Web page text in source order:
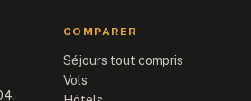
COMPARER
Séjours tout compris
Vols